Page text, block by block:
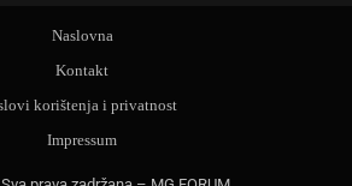
Naslovna
Kontakt
korištenja i privatnost
Impressum